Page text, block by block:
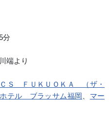
分
端より
Ｓ ＦＵＫＵＯＫＡ （ザ・
ホテル ブラッサム福岡
マー